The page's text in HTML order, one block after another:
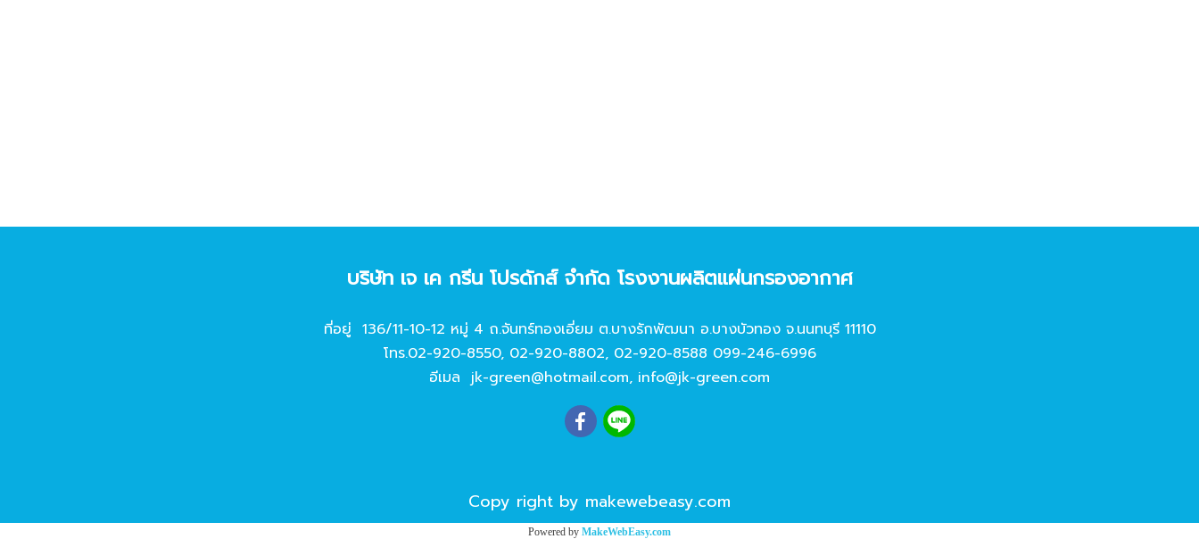
บริษัท เจ เค กรีน โปรดักส์ จํากัด โรงงานผลิตแผ่นกรองอากาศ
ที่อยู่ 136/11-10-12 หมู่ 4 ถ.จันทร์ทองเอี่ยม ต.บางรักพัฒนา อ.บางบัวทอง จ.นนทบุรี 11110
โทร.02-920-8550, 02-920-8802, 02-920-8588 099-246-6996
อีเมล jk-green@hotmail.com, info@jk-green.com
Copy right by makewebeasy.com
Powered by MakeWebEasy.com